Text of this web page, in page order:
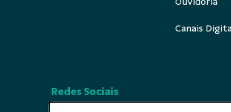
Canais
Redes Sociais